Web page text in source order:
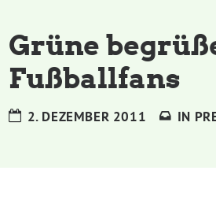
Grüne
Fußballfans
2. DEZEMBER 2011 IN